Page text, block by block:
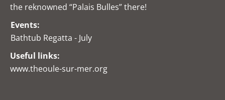
the reknowned “Palais Bulles” there!
Events:
Bathtub Regatta - July
Useful links:
www.theoule-sur-mer.org